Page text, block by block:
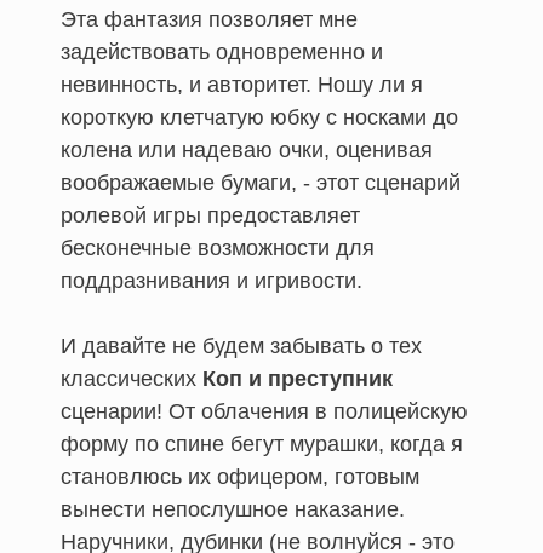
Эта фантазия позволяет мне
задействовать одновременно и
невинность, и авторитет. Ношу ли я
короткую клетчатую юбку с носками до
колена или надеваю очки, оценивая
воображаемые бумаги, - этот сценарий
ролевой игры предоставляет
бесконечные возможности для
поддразнивания и игривости.
И давайте не будем забывать о тех
классических Коп и преступник
сценарии! От облачения в полицейскую
форму по спине бегут мурашки, когда я
становлюсь их офицером, готовым
вынести непослушное наказание.
Наручники, дубинки (не волнуйся - это